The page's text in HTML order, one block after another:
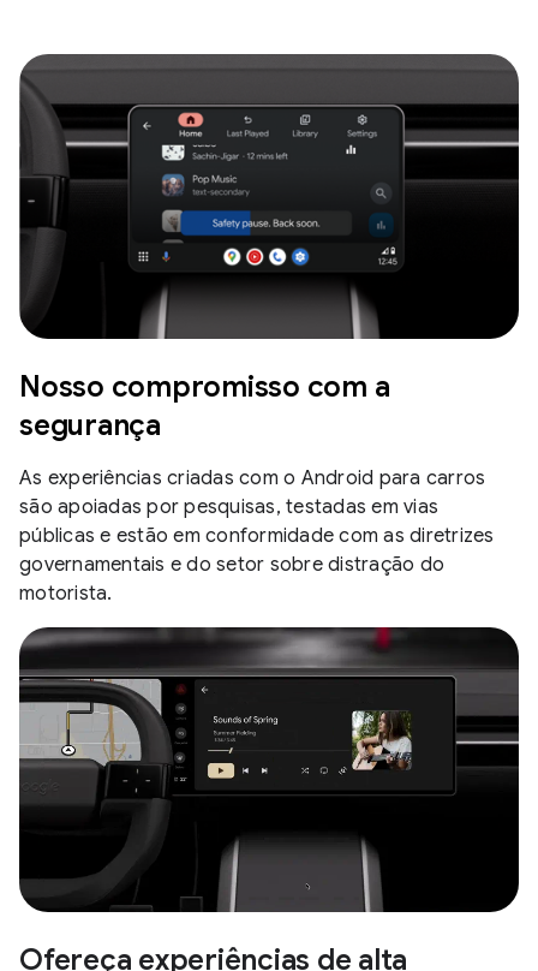
Nosso compromisso com a
segurança
As experiências criadas com o Android para carros
são apoiadas por pesquisas, testadas em vias
públicas e estão em conformidade com as diretrizes
governamentais e do setor sobre distração do
motorista.
Ofereça experiências de alta